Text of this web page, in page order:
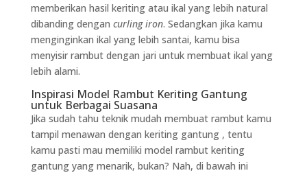
memberikan hasil keriting atau ikal yang lebih natural
dibanding dengan curling iron. Sedangkan jika kamu
menginginkan ikal yang lebih santai, kamu bisa
menyisir rambut dengan jari untuk membuat ikal yang
lebih alami.
Inspirasi Model Rambut Keriting Gantung
untuk Berbagai Suasana
Jika sudah tahu teknik mudah membuat rambut kamu
tampil menawan dengan keriting gantung , tentu
kamu pasti mau memiliki model rambut keriting
gantung yang menarik, bukan? Nah, di bawah ini